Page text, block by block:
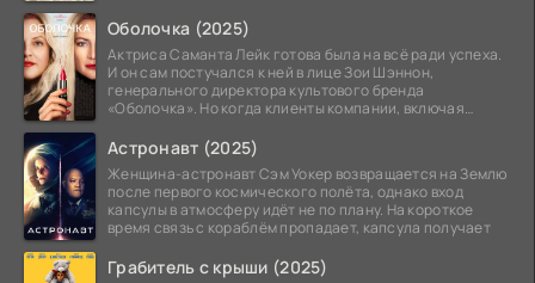
Оболочка (2025)
Актриса Саманта Лейк готова была на всё ради успеха.
И он сам постучался к ней в лице Зои Шэннон,
генерального директора культового бренда
«Оболочка». Но когда клиенты компании, включая
Астронавт (2025)
Женщина-астронавт Сэм Уокер возвращается на Землю
после первого космического полёта, однако вход
капсулы в атмосферу идёт не по плану. На короткое
время связь с кораблём пропадает, капсула получает
Грабитель с крыши (2025)